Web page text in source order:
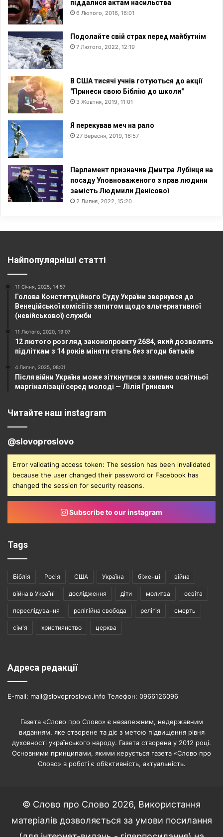
піддалися актам насильства
6 Лютого, 2016, 16:01
Подолайте свій страх перед майбутнім
7 Лютого, 2022, 12:19
В США тисячі учнів готуються до акції
"Принеси свою Біблію до школи"
3 Жовтня, 2019, 11:01
Я перекував меч на рало
27 Вересня, 2019, 16:57
Парламент призначив Дмитра Лубінця на
посаду Уповноваженого з прав людини
замість Людмили Денісової
2 Липня, 2022, 15:20
Найпопулярніші статті
11 Січня, 2025, 14:57
Голова Конституційного Суду України звернувся до
Венеційської комісії із запитом щодо альтернативної
(невійськової) служби
11 Лютого, 2020, 19:07
12 лютого розгляд законопроекту 2684, який дозволить
підліткам з 14 років міняти стать без згоди батьків
4 Липня, 2025, 08:01
Після війни Україна може зіткнутися з хвилею освітньої
маргіналізації серед молоді — Лілія Гриневич
Читайте наш instagram
@slovoproslovo
Error validating access token: The session has been invalidated
because the user changed their password or Facebook has
changed the session for security reasons.
Subscribe to our instagram
Tags
Біблія Росія США Україна біженці війна
війна в Україні дослідження діти молитва освіта
переслідування релігійна свобода релігія смерть
сім'я християнство церква
Адреса редакції
E-mail: mail@slovoproslovo.info Телефон: 0966126096
Газета «Слово про Слово» є незалежним, недержавним
виданням, яке створене та діє з метою підвищення рівня
духовності українського народу. Газета створена у 2012 році.
Основними принципами, якими керується газета «Слово про
Слово» в роботі є об’єктивність, актуальність.
© Слово про Слово 2026, Використання
матеріалів дозволяється за умови посилання